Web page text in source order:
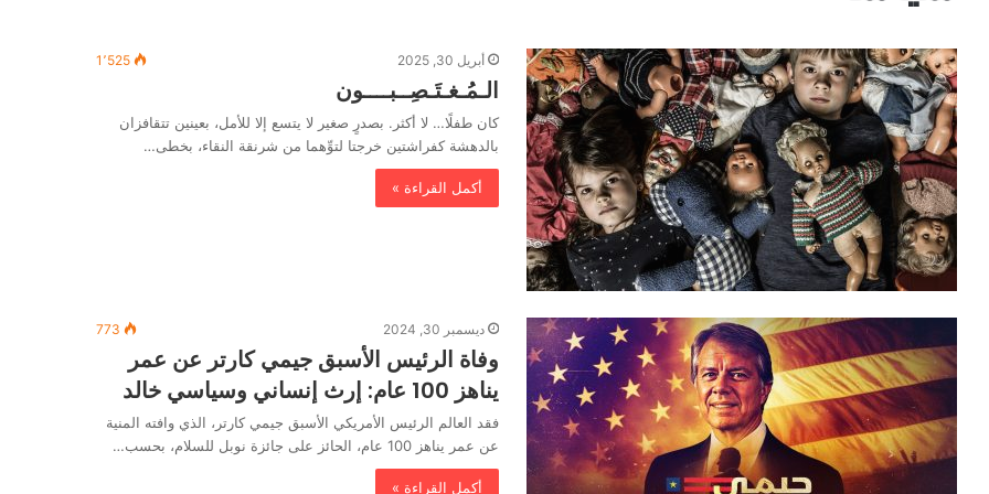
أبريل 30, 2025 1٬525
الـمُـغـتَـصِــبــــون
كان طفلًا… لا أكثر. بصدرٍ صغير لا يتسع إلا للأمل، بعينين تتقافزان
بالدهشة كفراشتين خرجتا لتوِّهما من شرنقة النقاء، بخطى…
أكمل القراءة »
ديسمبر 30, 2024 773
وفاة الرئيس الأسبق جيمي كارتر عن عمر
يناهز 100 عام: إرث إنساني وسياسي خالد
فقد العالم الرئيس الأمريكي الأسبق جيمي كارتر، الذي وافته المنية
عن عمر يناهز 100 عام، الحائز على جائزة نوبل للسلام، بحسب…
أكمل القراءة »